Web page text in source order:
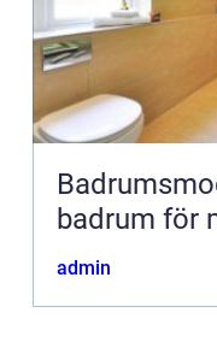
Badrumsmodul
badrum för
admin